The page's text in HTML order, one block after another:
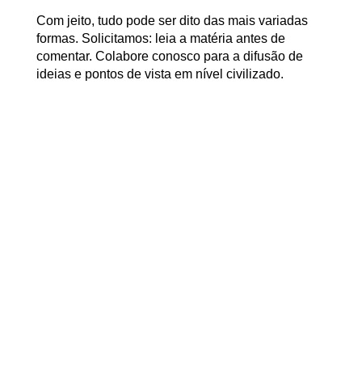
Com jeito, tudo pode ser dito das mais variadas
formas. Solicitamos: leia a matéria antes de
comentar. Colabore conosco para a difusão de
ideias e pontos de vista em nível civilizado.